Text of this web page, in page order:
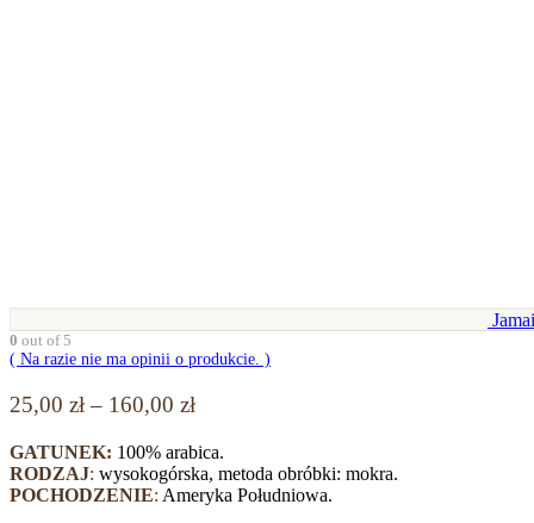
0 out of 5
( Na razie nie ma opinii o produkcie. )
25,00 zł – 160,00 złZakres
od
25,00 zł
do
GATUNEK: 100% arabica.
RODZAJ: wysokogórska, metoda obróbki: mokra.
POCHODZENIE: Ameryka Południowa.